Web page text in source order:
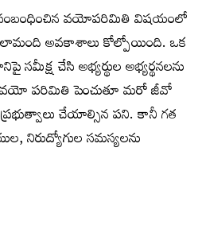
సంబంధించిన వయోపరిమితి విషయంలో
చాలామంది అవకాశాలు కోల్పోయింది. ఒక
చేసి అభ్యర్థుల అభ్యర్థనలను
వయో పరిమితి పెంచుతూ మరో జీవో
చేయాల్సిన పని. కానీ గత
నిరుద్యోగుల సమస్యలను